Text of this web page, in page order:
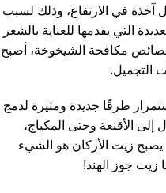
آخذة في الارتفاع، وذلك لسبب
التي يقدمها للعناية بالشعر
مكافحة الشيخوخة، أصبح
التجميل.
طرقًا جديدة ومثيرة لدمج
الأقنعة وحتى المكياج،
يصبح زيت الأركان هو الشيء
زيت جوز الهند!